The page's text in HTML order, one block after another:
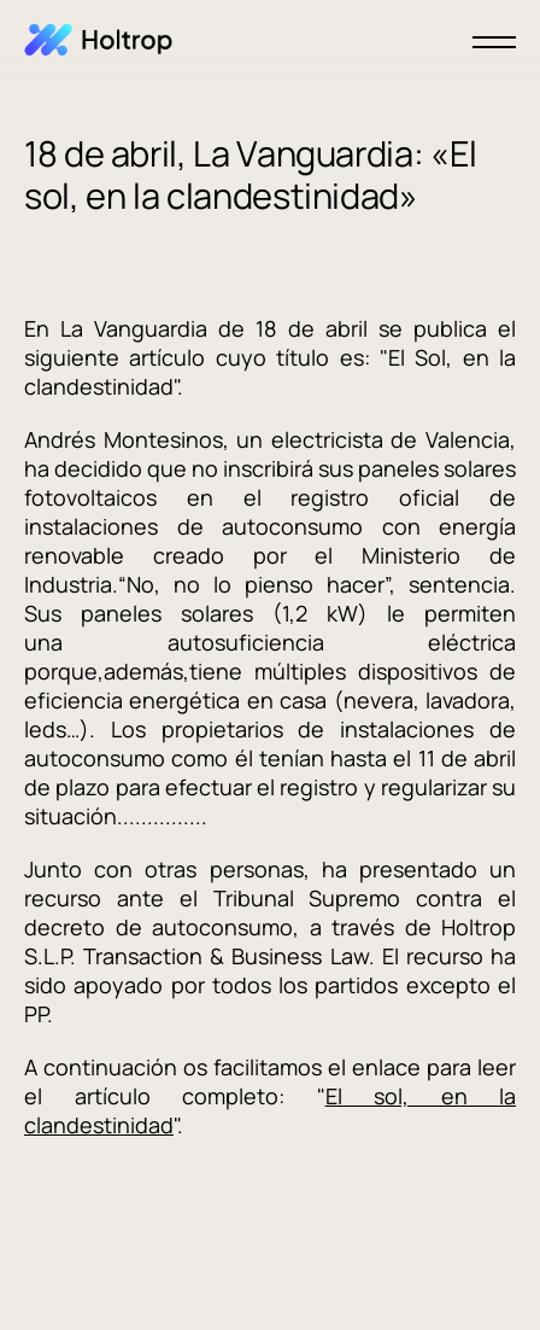
18 de abril, La Vanguardia: «El
sol, en la clandestinidad»
En La Vanguardia de 18 de abril se publica el
siguiente artículo cuyo título es: "El Sol, en la
clandestinidad".
Andrés Montesinos, un electricista de Valencia,
ha decidido que no inscribirá sus paneles solares
fotovoltaicos en el registro oficial de
instalaciones de autoconsumo con energía
renovable creado por el Ministerio de
Industria.“No, no lo pienso hacer”, sentencia.
Sus paneles solares (1,2 kW) le permiten
una autosuficiencia eléctrica
porque,además,tiene múltiples dispositivos de
eficiencia energética en casa (nevera, lavadora,
leds…). Los propietarios de instalaciones de
autoconsumo como él tenían hasta el 11 de abril
de plazo para efectuar el registro y regularizar su
situación...............
Junto con otras personas, ha presentado un
recurso ante el Tribunal Supremo contra el
decreto de autoconsumo, a través de Holtrop
S.L.P. Transaction & Business Law. El recurso ha
sido apoyado por todos los partidos excepto el
PP.
A continuación os facilitamos el enlace para leer
el artículo completo: "El sol, en la
clandestinidad".